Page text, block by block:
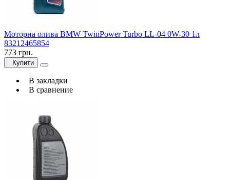
Моторна олива BMW TwinPower Turbo LL-04 0W-30 1л
83212465854
773 грн.
Купити
В закладки
В сравнение